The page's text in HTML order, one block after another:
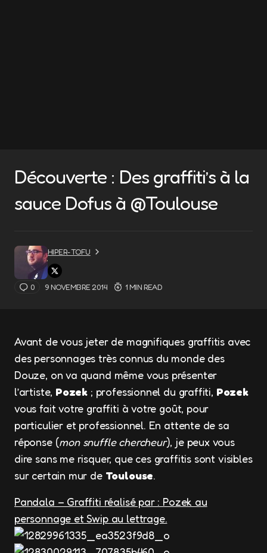
Découverte : Des graffiti’s à la
sauce Dofus à @Toulouse
HIPER-TOFU
0 9 NOVEMBRE 2014 1 MIN READ
Avant de vous jeter de magnifiques graffitis avec
des personnages très connus du monde des
Douze, on va quand même vous présenter
l’artiste, Pozek ; professionnel du graffiti, Pozek
vous fait votre graffiti à votre goût, pour
particulier et professionnel. En attente de sa
réponse (mon snuffle chercheur), je peux vous
dire sans me risquer, que ces graffitis sont visibles
sur certain mur de Toulouse.
Pandala – Graffiti réalisé par : Pozek au
personnage et Swip au lettrage.